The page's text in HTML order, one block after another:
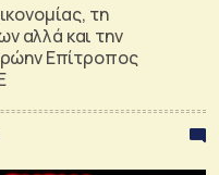
τη
αλλά και την
Επίτροπος